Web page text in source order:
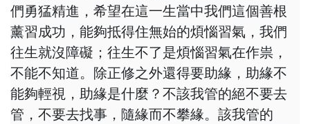
們勇猛精進，希望在這一生當中我們這個善根
薰習成功，能夠抵得住無始的煩惱習氣，我們
往生就沒障礙；往生不了是煩惱習氣在作祟，
不能不知道。除正修之外還得要助緣，助緣不
能夠輕視，助緣是什麼？不該我管的絕不要去
管，不要去找事，隨緣而不攀緣。該我管的